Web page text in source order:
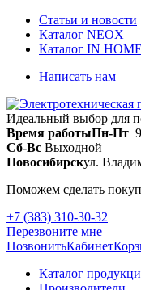
Статьи и новости
Каталог NEOX
Каталог IN HOME
Написать нам
Идеальный выбор для
Время работыПн-Пт
Сб-Вс Выходной
Новосибирскул.
Поможем сделать
+7 (383) 310-30-32
Перезвоните мне
ПозвонитьКабинет
Каталог